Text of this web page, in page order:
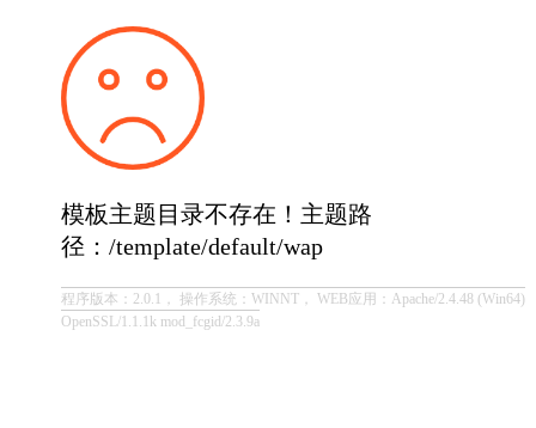
模板主题目录不存在！主题路
径：/template/default/wap
程序版本：2.0.1， 操作系统：WINNT， WEB应用：Apache/2.4.48 (Win64)
OpenSSL/1.1.1k mod_fcgid/2.3.9a